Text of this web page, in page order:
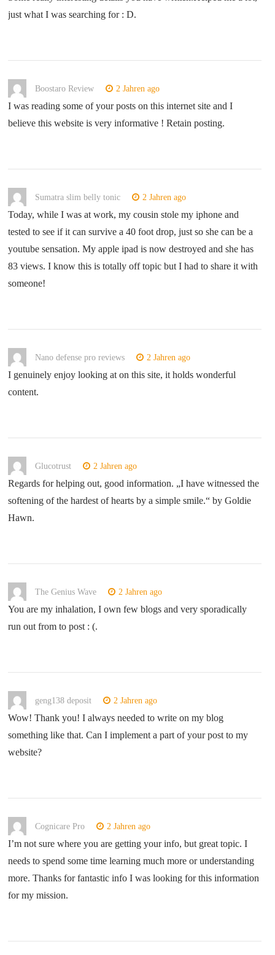
just what I was searching for : D.
Boostaro Review 2 Jahren ago
I was reading some of your posts on this internet site and I
believe this website is very informative ! Retain posting.
Sumatra slim belly tonic 2 Jahren ago
Today, while I was at work, my cousin stole my iphone and
tested to see if it can survive a 40 foot drop, just so she can be a
youtube sensation. My apple ipad is now destroyed and she has
83 views. I know this is totally off topic but I had to share it with
someone!
Nano defense pro reviews 2 Jahren ago
I genuinely enjoy looking at on this site, it holds wonderful
content.
Glucotrust 2 Jahren ago
Regards for helping out, good information. „I have witnessed the
softening of the hardest of hearts by a simple smile.“ by Goldie
Hawn.
The Genius Wave 2 Jahren ago
You are my inhalation, I own few blogs and very sporadically
run out from to post : (.
geng138 deposit 2 Jahren ago
Wow! Thank you! I always needed to write on my blog
something like that. Can I implement a part of your post to my
website?
Cognicare Pro 2 Jahren ago
I’m not sure where you are getting your info, but great topic. I
needs to spend some time learning much more or understanding
more. Thanks for fantastic info I was looking for this information
for my mission.